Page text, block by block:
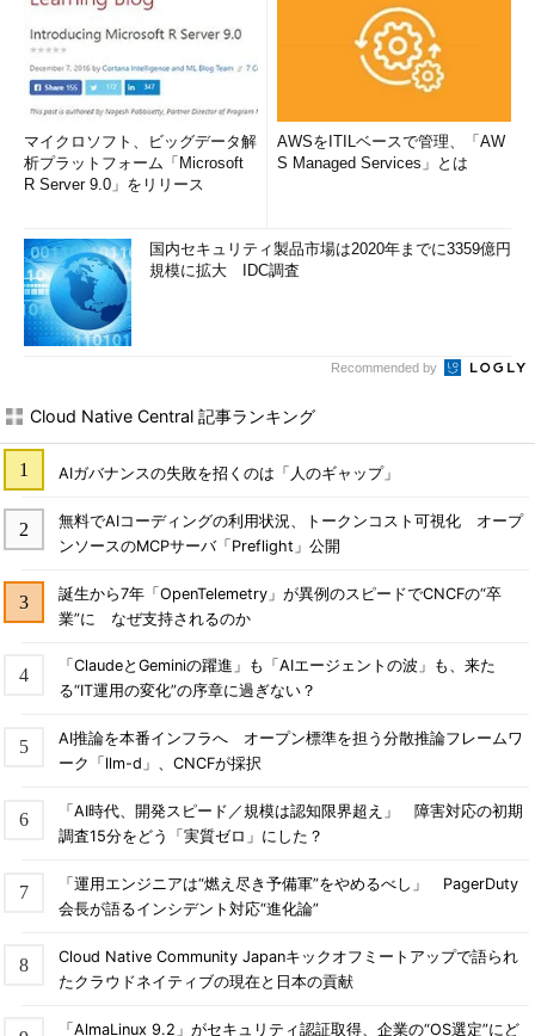
マイクロソフト、ビッグデータ解
析プラットフォーム「Microsoft
R Server 9.0」をリリース
AWSをITILベースで管理、「AW
S Managed Services」とは
国内セキュリティ製品市場は2020年までに3359億円
規模に拡大 IDC調査
Recommended by
Cloud Native Central 記事ランキング
AIガバナンスの失敗を招くのは「人のギャップ」
無料でAIコーディングの利用状況、トークンコスト可視化 オープ
ンソースのMCPサーバ「Preflight」公開
誕生から7年「OpenTelemetry」が異例のスピードでCNCFの“卒
業”に なぜ支持されるのか
「ClaudeとGeminiの躍進」も「AIエージェントの波」も、来た
る“IT運用の変化”の序章に過ぎない？
AI推論を本番インフラへ オープン標準を担う分散推論フレームワ
ーク「llm-d」、CNCFが採択
「AI時代、開発スピード／規模は認知限界超え」 障害対応の初期
調査15分をどう「実質ゼロ」にした？
「運用エンジニアは“燃え尽き予備軍”をやめるべし」 PagerDuty
会長が語るインシデント対応“進化論”
Cloud Native Community Japanキックオフミートアップで語られ
たクラウドネイティブの現在と日本の貢献
「AlmaLinux 9.2」がセキュリティ認証取得、企業の“OS選定”にど